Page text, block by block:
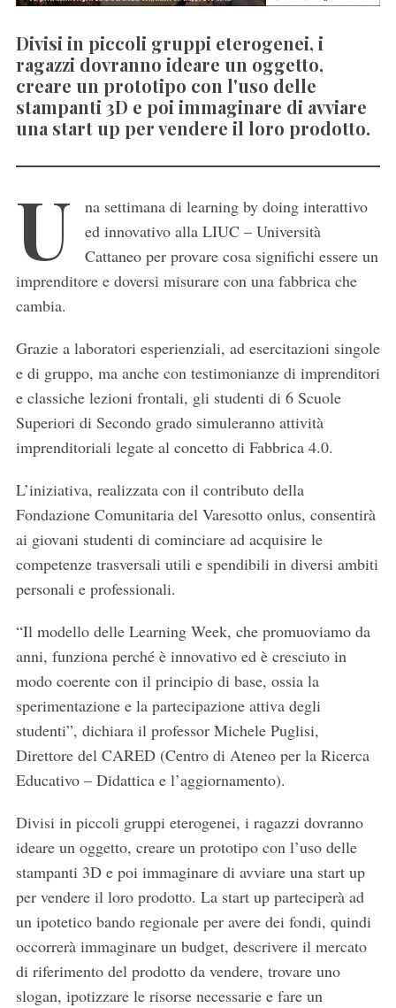
Divisi in piccoli gruppi eterogenei, i
ragazzi dovranno ideare un oggetto,
creare un prototipo con l'uso delle
stampanti 3D e poi immaginare di avviare
una start up per vendere il loro prodotto.
U
na settimana di learning by doing interattivo
ed innovativo alla LIUC – Università
Cattaneo per provare cosa significhi essere un
imprenditore e doversi misurare con una fabbrica che
cambia.
Grazie a laboratori esperienziali, ad esercitazioni singole
e di gruppo, ma anche con testimonianze di imprenditori
e classiche lezioni frontali, gli studenti di 6 Scuole
Superiori di Secondo grado simuleranno attività
imprenditoriali legate al concetto di Fabbrica 4.0.
L’iniziativa, realizzata con il contributo della
Fondazione Comunitaria del Varesotto onlus, consentirà
ai giovani studenti di cominciare ad acquisire le
competenze trasversali utili e spendibili in diversi ambiti
personali e professionali.
“Il modello delle Learning Week, che promuoviamo da
anni, funziona perché è innovativo ed è cresciuto in
modo coerente con il principio di base, ossia la
sperimentazione e la partecipazione attiva degli
studenti”, dichiara il professor Michele Puglisi,
Direttore del CARED (Centro di Ateneo per la Ricerca
Educativo – Didattica e l’aggiornamento).
Divisi in piccoli gruppi eterogenei, i ragazzi dovranno
ideare un oggetto, creare un prototipo con l’uso delle
stampanti 3D e poi immaginare di avviare una start up
per vendere il loro prodotto. La start up parteciperà ad
un ipotetico bando regionale per avere dei fondi, quindi
occorrerà immaginare un budget, descrivere il mercato
di riferimento del prodotto da vendere, trovare uno
slogan, ipotizzare le risorse necessarie e fare un